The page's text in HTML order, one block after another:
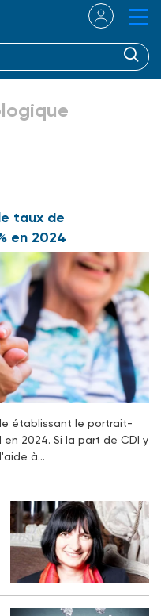
taux de
en 2024
établissant le portrait-
2024. Si la part de CDI y
à…